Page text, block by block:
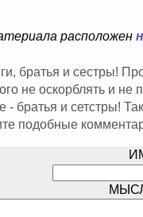
расположен
братья и сестры!
не оскорблять и
- братья и сетстры!
подобные